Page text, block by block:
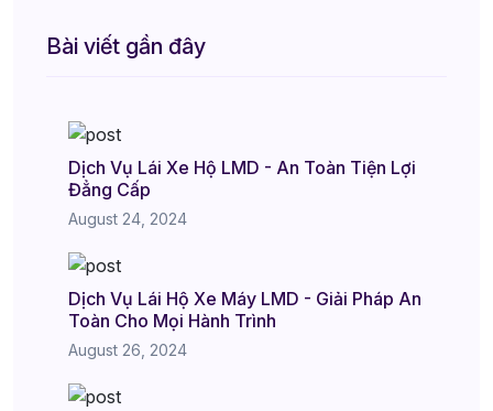
Bài viết gần đây
Dịch Vụ Lái Xe Hộ LMD - An Toàn Tiện Lợi
Đẳng Cấp
August 24, 2024
Dịch Vụ Lái Hộ Xe Máy LMD - Giải Pháp An
Toàn Cho Mọi Hành Trình
August 26, 2024